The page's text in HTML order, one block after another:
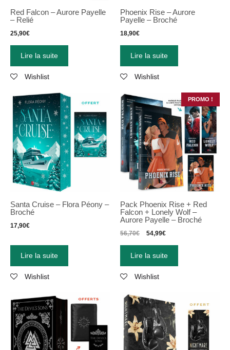
Red Falcon – Aurore Payelle
– Relié
25,90€
Lire la suite
Wishlist
Phoenix Rise – Aurore
Payelle – Broché
18,90€
Lire la suite
Wishlist
Santa Cruise – Flora Péony –
Broché
17,90€
Lire la suite
Wishlist
PROMO !
Pack Phoenix Rise + Red
Falcon + Lonely Wolf –
Aurore Payelle – Broché
56,70€ 54,99€
Lire la suite
Wishlist